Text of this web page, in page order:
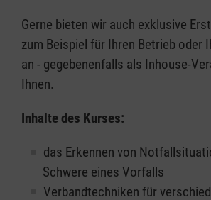
Gerne bieten wir auch exklusive
zum Beispiel für Ihren Betrieb oder
an - gegebenenfalls als Inhouse-
Ihnen.
Inhalte des Kurses:
das Erkennen von
Schwere eines Vorfalls
Verbandtechniken für